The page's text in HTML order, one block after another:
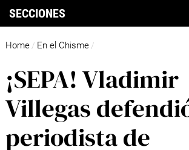
SECCIONES
Home / En el Chisme /
¡SEPA! Vladimir
Villegas
periodista de